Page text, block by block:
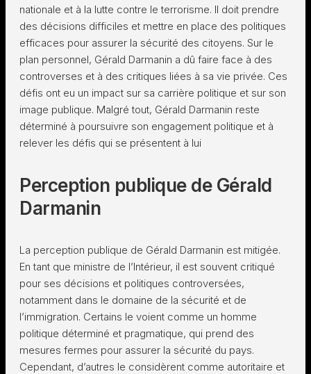
nationale et à la lutte contre le terrorisme. Il doit prendre
des décisions difficiles et mettre en place des politiques
efficaces pour assurer la sécurité des citoyens. Sur le
plan personnel, Gérald Darmanin a dû faire face à des
controverses et à des critiques liées à sa vie privée. Ces
défis ont eu un impact sur sa carrière politique et sur son
image publique. Malgré tout, Gérald Darmanin reste
déterminé à poursuivre son engagement politique et à
relever les défis qui se présentent à lui
Perception publique de Gérald
Darmanin
La perception publique de Gérald Darmanin est mitigée.
En tant que ministre de l’Intérieur, il est souvent critiqué
pour ses décisions et politiques controversées,
notamment dans le domaine de la sécurité et de
l’immigration. Certains le voient comme un homme
politique déterminé et pragmatique, qui prend des
mesures fermes pour assurer la sécurité du pays.
Cependant, d’autres le considèrent comme autoritaire et